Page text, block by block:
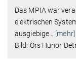
Das MPIA war
elektrischen
ausgiebige
[mehr]
Bild: Örs Hunor